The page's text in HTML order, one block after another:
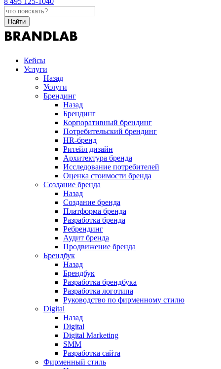
Найти
Кейсы
Услуги
Назад
Услуги
Брендинг
Назад
Брендинг
Корпоративный брендинг
Потребительский брендинг
НR-бренд
Ритейл дизайн
Архитектура бренда
Исследование потребителей
Оценка стоимости бренда
Создание бренда
Назад
Создание бренда
Платформа бренда
Разработка бренда
Ребрендинг
Аудит бренда
Продвижение бренда
Брендбук
Назад
Брендбук
Разработка брендбука
Разработка логотипа
Руководство по фирменному стилю
Digital
Назад
Digital
Digital Marketing
SMM
Разработка сайта
Фирменный стиль